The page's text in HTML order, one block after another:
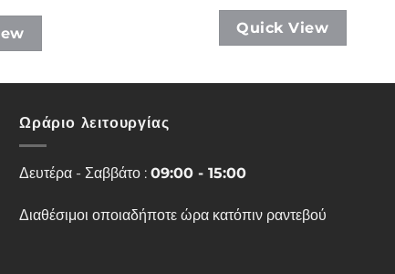
82,00€ 79,00€
Quick View
Ωράριο λειτουργίας
Δευτέρα - Σαββάτο : 09:00 - 15:00
Διαθέσιμοι οποιαδήποτε ώρα κατόπιν ραντεβού